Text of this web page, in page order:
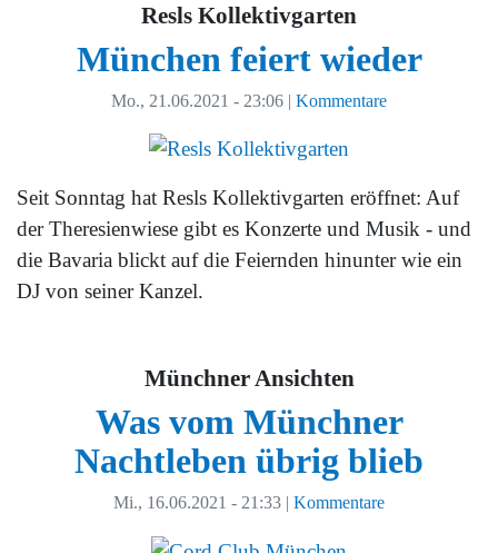
Resls Kollektivgarten
München feiert wieder
Mo., 21.06.2021 - 23:06 | Kommentare
Seit Sonntag hat Resls Kollektivgarten eröffnet: Auf
der Theresienwiese gibt es Konzerte und Musik - und
die Bavaria blickt auf die Feiernden hinunter wie ein
DJ von seiner Kanzel.
Münchner Ansichten
Was vom Münchner
Nachtleben übrig blieb
Mi., 16.06.2021 - 21:33 | Kommentare